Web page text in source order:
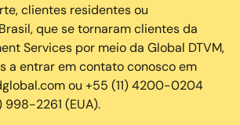
clientes residentes ou
que se tornaram clientes da
Services por meio da Global DTVM,
a entrar em contato conosco em
ou +55 (11) 4200-0204
998-2261 (EUA).